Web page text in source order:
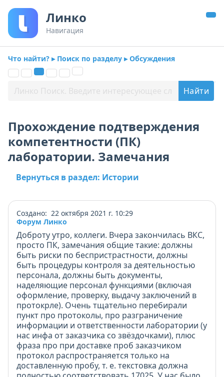
Линко
Навигация
Что найти? ▸ Поиск по разделу ▸ Обсуждения
Прохождение подтверждения
компетентности (ПК)
лаборатории. Замечания
Вернуться в раздел: Истории
Создано: 22 октября 2021 г. 10:29
Форум Линко
Доброту утро, коллеги. Вчера закончилась ВКС,
просто ПК, замечания общие такие: должны
быть риски по беспристрастности, должны
быть процедуры контроля за деятельностью
персонала, должны быть документы,
наделяющие персонал функциями (включая
оформление, проверку, выдачу заключений в
протокрле). Очень тщательно перебирали
пункт про протоколы, про разграничение
информации и ответственности лаборатории (у
нас инфа от заказчика со звёздочками), плюс
фраза про при доставке проб заказчиком
протокол распространяется только на
доставленную пробу, т. е. текстовка должна